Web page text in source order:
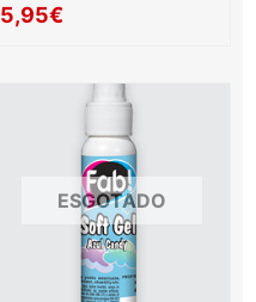
5,95€
ESGOTADO